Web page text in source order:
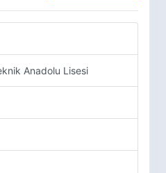
Anadolu Lisesi